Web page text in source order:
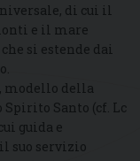
di cui il
e il mare
si estende dai
modello della
Santo (cf. Lc
guida e
suo servizio